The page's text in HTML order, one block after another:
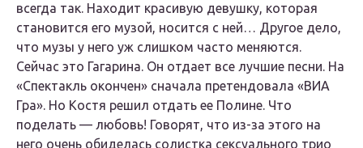
всегда так. Находит красивую девушку, которая
становится его музой, носится с ней… Другое дело,
что музы у него уж слишком часто меняются.
Сейчас это Гагарина. Он отдает все лучшие песни. На
«Спектакль окончен» сначала претендовала «ВИА
Гра». Но Костя решил отдать ее Полине. Что
поделать — любовь! Говорят, что из-за этого на
него очень обиделась солистка сексуального трио